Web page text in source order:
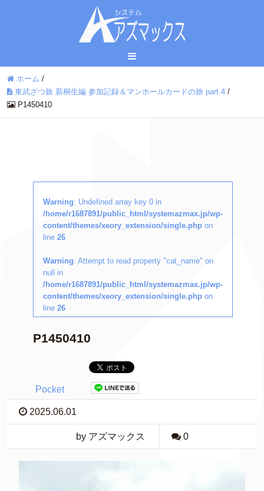
ホーム /
東武ざつ旅 新桐生編 参加記録＆マンホールカードの旅 part.4 /
P1450410
Warning: Undefined array key 0 in
/home/r1687891/public_html/systemazmax.jp/wp-
content/themes/xeory_extension/single.php on
line 26
Warning: Attempt to read property "cat_name" on
null in
/home/r1687891/public_html/systemazmax.jp/wp-
content/themes/xeory_extension/single.php on
line 26
P1450410
Pocket
2025.06.01
by アズマックス 0